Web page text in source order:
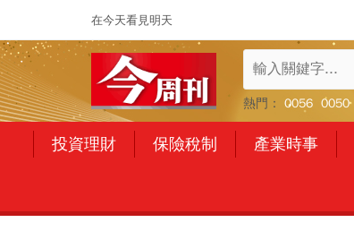
在今天看見明天
熱門： 0056 0050
投資理財 保險稅制 產業時事